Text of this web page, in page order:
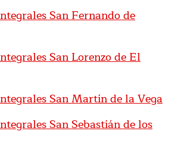
San Fernando de
San Lorenzo de El
San Martín de la Vega
San Sebastián de los